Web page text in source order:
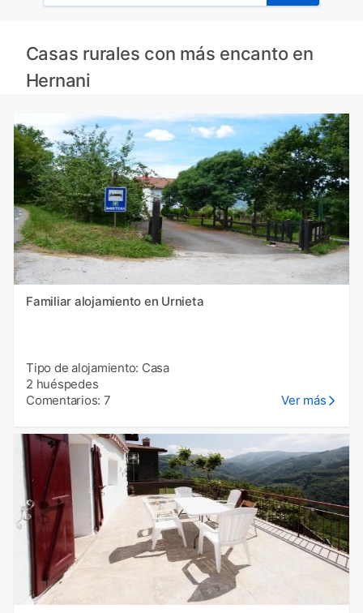
Casas rurales con más encanto en
Hernani
Familiar alojamiento en Urnieta
Tipo de alojamiento: Casa
2 huéspedes
Comentarios: 7
Ver más